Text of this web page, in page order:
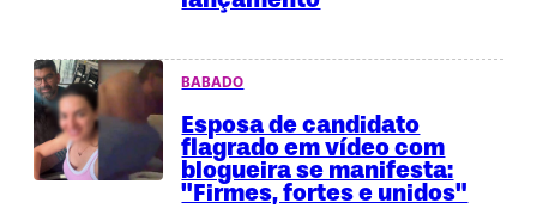
BABADO
Esposa de candidato
flagrado em vídeo com
blogueira se manifesta:
"Firmes, fortes e unidos"